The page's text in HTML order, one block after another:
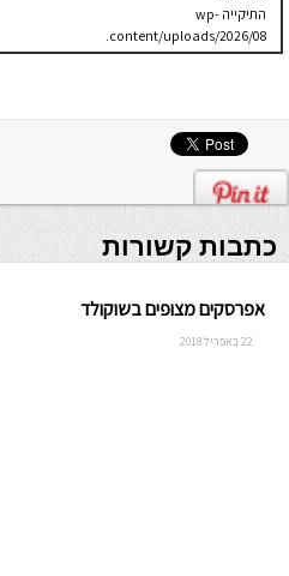
התיקייה wp-
content/uploads/2026/08.
יש לבדוק
כתבות קשורות
אפרסקים מצופים בשוקולד
22 באפריל 2018